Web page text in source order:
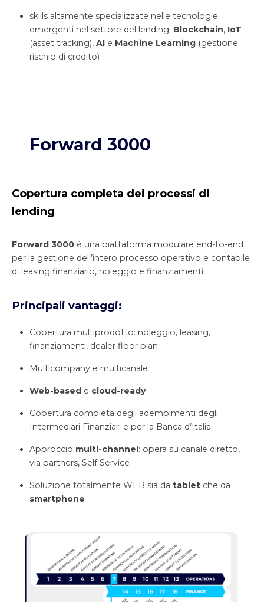
skills altamente specializzate nelle tecnologie
emergenti nel settore del lending: Blockchain, IoT
(asset tracking), AI e Machine Learning (gestione
rischio di credito)
Forward 3000
Copertura completa dei processi di
lending
Forward 3000 è una piattaforma modulare end-to-end
per la gestione dell’intero processo operativo e contabile
di leasing finanziario, noleggio e finanziamenti.
Principali vantaggi:
Copertura multiprodotto: noleggio, leasing,
finanziamenti, dealer floor plan
Multicompany e multicanale
Web-based e cloud-ready
Copertura completa degli adempimenti degli
Intermediari Finanziari e per la Banca d’Italia
Approccio multi-channel: opera su canale diretto,
via partners, Self Service
Soluzione totalmente WEB sia da tablet che da
smartphone